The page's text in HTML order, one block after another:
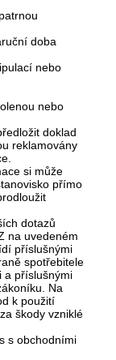
doba
nebo
nebo
doklad
reklamovány
si může
přímo
dotazů
na uvedeném
příslušnými
spotřebitele
a příslušnými
Na
k použití
škody vzniklé
s obchodními